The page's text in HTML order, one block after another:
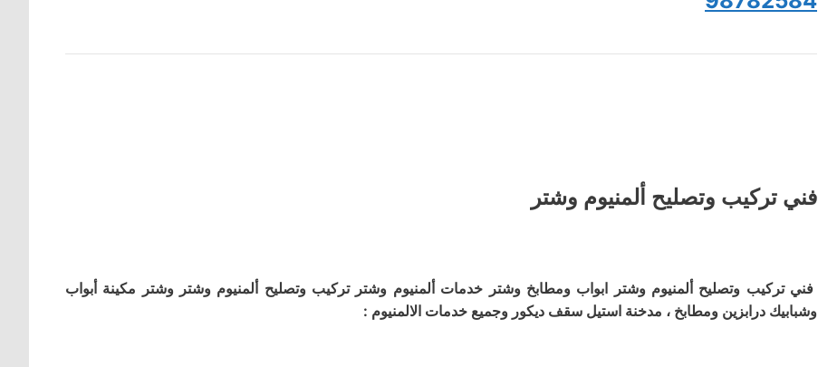
فني تركيب وتصليح ألمنيوم وشتر
فني تركيب وتصليح ألمنيوم وشتر ابواب ومطابخ وشتر خدمات ألمنيوم وشتر تركيب وتصليح ألمنيوم وشتر وشتر مكينة أبواب
وشبابيك درابزين ومطابخ ، مدخنة استيل سقف ديكور وجميع خدمات الالمنيوم :